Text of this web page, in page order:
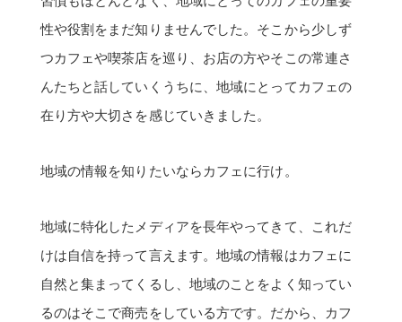
性や役割をまだ知りませんでした。そこから少しず
つカフェや喫茶店を巡り、お店の方やそこの常連さ
んたちと話していくうちに、地域にとってカフェの
在り方や大切さを感じていきました。
地域の情報を知りたいならカフェに行け。
地域に特化したメディアを長年やってきて、これだ
けは自信を持って言えます。地域の情報はカフェに
自然と集まってくるし、地域のことをよく知ってい
るのはそこで商売をしている方です。だから、カフ